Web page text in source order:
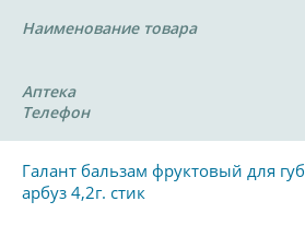
Наименование товара
Аптека
Телефон
Галант бальзам фруктовый для губ
арбуз 4,2г. стик